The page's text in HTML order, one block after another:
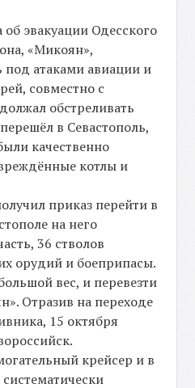
эвакуации Одесского
«Микоян»,
атаками авиации и
совместно с
обстреливать
в Севастополь,
качественно
котлы и
приказ перейти в
на него
36 стволов
орудий и боеприпасы.
вес, и перевезти
Отразив на переходе
15 октября
крейсер и в